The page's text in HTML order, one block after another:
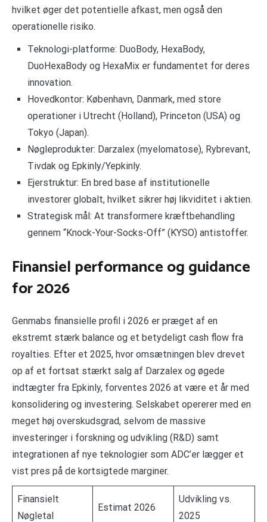
hvilket øger det potentielle afkast, men også den
operationelle risiko.
Teknologi-platforme: DuoBody, HexaBody,
DuoHexaBody og HexaMix er fundamentet for deres
innovation.
Hovedkontor: København, Danmark, med store
operationer i Utrecht (Holland), Princeton (USA) og
Tokyo (Japan).
Nøgleprodukter: Darzalex (myelomatose), Rybrevant,
Tivdak og Epkinly/Yepkinly.
Ejerstruktur: En bred base af institutionelle
investorer globalt, hvilket sikrer høj likviditet i aktien.
Strategisk mål: At transformere kræftbehandling
gennem “Knock-Your-Socks-Off” (KYSO) antistoffer.
Finansiel performance og guidance
for 2026
Genmabs finansielle profil i 2026 er præget af en
ekstremt stærk balance og et betydeligt cash flow fra
royalties. Efter et 2025, hvor omsætningen blev drevet
op af et fortsat stærkt salg af Darzalex og øgede
indtægter fra Epkinly, forventes 2026 at være et år med
konsolidering og investering. Selskabet opererer med en
meget høj overskudsgrad, selvom de massive
investeringer i forskning og udvikling (R&D) samt
integrationen af nye teknologier som ADC’er lægger et
vist pres på de kortsigtede marginer.
Finansielt
Nøgletal
Estimat 2026
Udvikling vs.
2025